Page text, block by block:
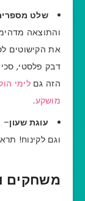
שלט
והתוצאה
את הקישוטים
דבק פלסטי,
הזה גםלימי
מושקע.
עוגת שעון–
וגם לקינוח!
משחקים